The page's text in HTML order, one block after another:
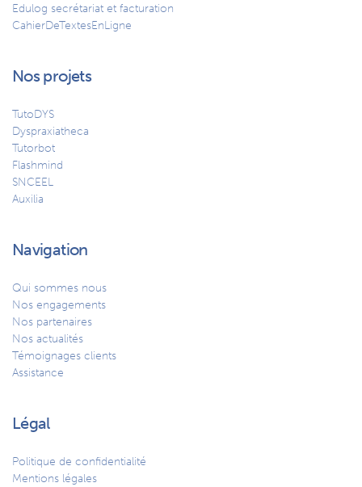
Edulog secrétariat et facturation
CahierDeTextesEnLigne
Nos projets
TutoDYS
Dyspraxiatheca
Tutorbot
Flashmind
SNCEEL
Auxilia
Navigation
Qui sommes nous
Nos engagements
Nos partenaires
Nos actualités
Témoignages clients
Assistance
Légal
Politique de confidentialité
Mentions légales